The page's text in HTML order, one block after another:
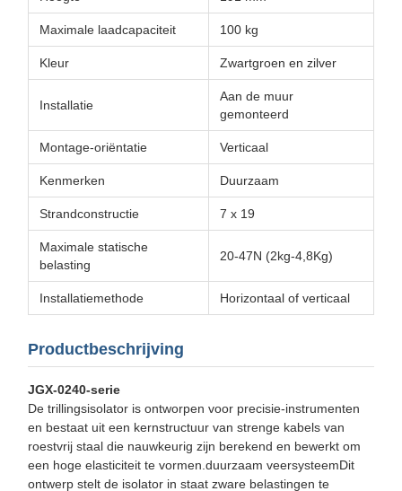
Maximale laadcapaciteit 100 kg
Kleur Zwartgroen en zilver
Installatie
Aan de muur
gemonteerd
Montage-oriëntatie Verticaal
Kenmerken Duurzaam
Strandconstructie 7 x 19
Maximale statische
belasting
20-47N (2kg-4,8Kg)
Installatiemethode Horizontaal of verticaal
Productbeschrijving
JGX-0240-serie
De trillingsisolator is ontworpen voor precisie-instrumenten
en bestaat uit een kernstructuur van strenge kabels van
roestvrij staal die nauwkeurig zijn berekend en bewerkt om
een hoge elasticiteit te vormen.duurzaam veersysteemDit
ontwerp stelt de isolator in staat zware belastingen te